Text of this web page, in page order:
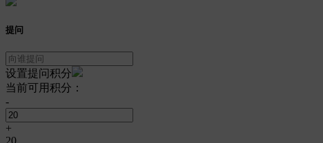
提问
设置提问积分
当前可用积分：
-
+
20